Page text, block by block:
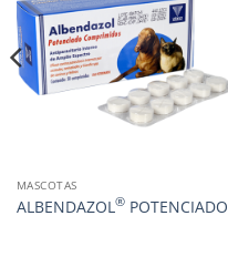
MASCOTAS
ALBENDAZOL®POTENCIADO